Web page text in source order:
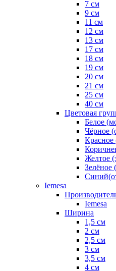
7 см
9 см
11 см
12 см
13 см
17 см
18 см
19 см
20 см
21 см
25 см
40 см
Цветовая
Белое
Чёрное
Красное
Желтое
Зелёное
Iemesa
Iemesa
Ширина
1,5 см
2 см
2,5 см
3 см
3,5 см
4 см